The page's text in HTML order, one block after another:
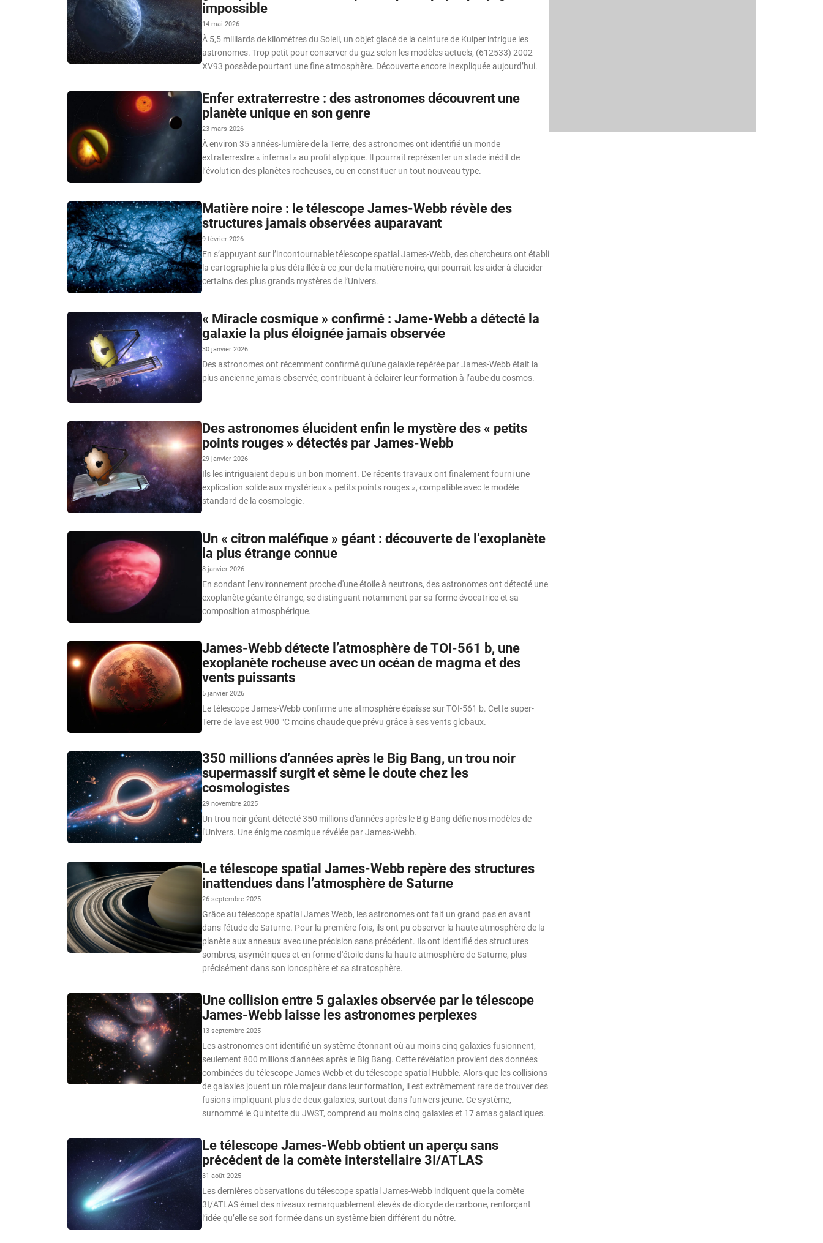
impossible
14 mai 2026
À 5,5 milliards de kilomètres du Soleil, un objet glacé de la ceinture de Kuiper intrigue les
astronomes. Trop petit pour conserver du gaz selon les modèles actuels, (612533) 2002
XV93 possède pourtant une fine atmosphère. Découverte encore inexpliquée aujourd’hui.
Enfer extraterrestre : des astronomes découvrent une
planète unique en son genre
23 mars 2026
À environ 35 années-lumière de la Terre, des astronomes ont identifié un monde
extraterrestre « infernal » au profil atypique. Il pourrait représenter un stade inédit de
l’évolution des planètes rocheuses, ou en constituer un tout nouveau type.
Matière noire : le télescope James-Webb révèle des
structures jamais observées auparavant
9 février 2026
En s’appuyant sur l’incontournable télescope spatial James-Webb, des chercheurs ont établi
la cartographie la plus détaillée à ce jour de la matière noire, qui pourrait les aider à élucider
certains des plus grands mystères de l’Univers.
« Miracle cosmique » confirmé : Jame-Webb a détecté la
galaxie la plus éloignée jamais observée
30 janvier 2026
Des astronomes ont récemment confirmé qu'une galaxie repérée par James-Webb était la
plus ancienne jamais observée, contribuant à éclairer leur formation à l’aube du cosmos.
Des astronomes élucident enfin le mystère des « petits
points rouges » détectés par James-Webb
29 janvier 2026
Ils les intriguaient depuis un bon moment. De récents travaux ont finalement fourni une
explication solide aux mystérieux « petits points rouges », compatible avec le modèle
standard de la cosmologie.
Un « citron maléfique » géant : découverte de l’exoplanète
la plus étrange connue
8 janvier 2026
En sondant l'environnement proche d'une étoile à neutrons, des astronomes ont détecté une
exoplanète géante étrange, se distinguant notamment par sa forme évocatrice et sa
composition atmosphérique.
James-Webb détecte l’atmosphère de TOI-561 b, une
exoplanète rocheuse avec un océan de magma et des
vents puissants
5 janvier 2026
Le télescope James-Webb confirme une atmosphère épaisse sur TOI-561 b. Cette super-
Terre de lave est 900 °C moins chaude que prévu grâce à ses vents globaux.
350 millions d’années après le Big Bang, un trou noir
supermassif surgit et sème le doute chez les
cosmologistes
29 novembre 2025
Un trou noir géant détecté 350 millions d'années après le Big Bang défie nos modèles de
l'Univers. Une énigme cosmique révélée par James-Webb.
Le télescope spatial James-Webb repère des structures
inattendues dans l’atmosphère de Saturne
26 septembre 2025
Grâce au télescope spatial James Webb, les astronomes ont fait un grand pas en avant
dans l'étude de Saturne. Pour la première fois, ils ont pu observer la haute atmosphère de la
planète aux anneaux avec une précision sans précédent. Ils ont identifié des structures
sombres, asymétriques et en forme d'étoile dans la haute atmosphère de Saturne, plus
précisément dans son ionosphère et sa stratosphère.
Une collision entre 5 galaxies observée par le télescope
James-Webb laisse les astronomes perplexes
13 septembre 2025
Les astronomes ont identifié un système étonnant où au moins cinq galaxies fusionnent,
seulement 800 millions d'années après le Big Bang. Cette révélation provient des données
combinées du télescope James Webb et du télescope spatial Hubble. Alors que les collisions
de galaxies jouent un rôle majeur dans leur formation, il est extrêmement rare de trouver des
fusions impliquant plus de deux galaxies, surtout dans l'univers jeune. Ce système,
surnommé le Quintette du JWST, comprend au moins cinq galaxies et 17 amas galactiques.
Le télescope James-Webb obtient un aperçu sans
précédent de la comète interstellaire 3I/ATLAS
31 août 2025
Les dernières observations du télescope spatial James-Webb indiquent que la comète
3I/ATLAS émet des niveaux remarquablement élevés de dioxyde de carbone, renforçant
l’idée qu’elle se soit formée dans un système bien différent du nôtre.